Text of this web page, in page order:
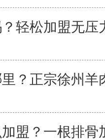
轻松加盟无压
？正宗徐州羊
盟？一根排骨